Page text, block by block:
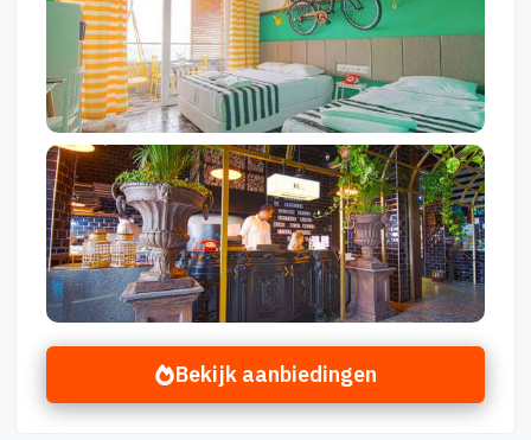
Bekijk aanbiedingen